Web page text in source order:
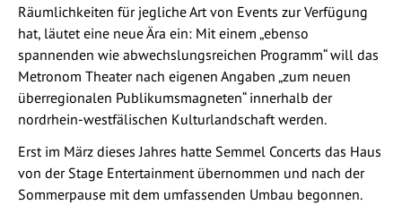
Räumlichkeiten für jegliche Art von Events zur Verfügung
hat, läutet eine neue Ära ein: Mit einem „ebenso
spannenden wie abwechslungsreichen Programm“ will das
Metronom Theater nach eigenen Angaben „zum neuen
überregionalen Publikumsmagneten“ innerhalb der
nordrhein-westfälischen Kulturlandschaft werden.
Erst im März dieses Jahres hatte Semmel Concerts das Haus
von der Stage Entertainment übernommen und nach der
Sommerpause mit dem umfassenden Umbau begonnen.